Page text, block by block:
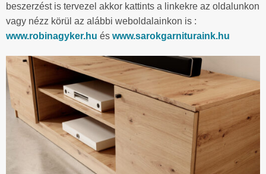
beszerzést is tervezel akkor kattints a linkekre az oldalunkon
vagy nézz körül az alábbi weboldalainkon is :
www.robinagyker.hu és www.sarokgarnituraink.hu